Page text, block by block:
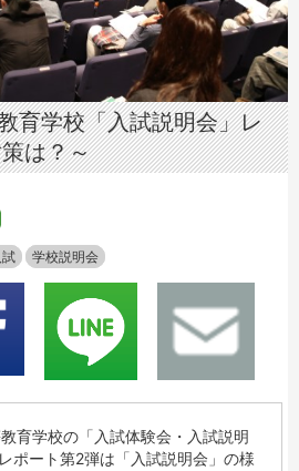
育学校「入試説明会」レ
は？～
学校説明会
育学校の「入試体験会・入試説明
ポート第2弾は「入試説明会」の様